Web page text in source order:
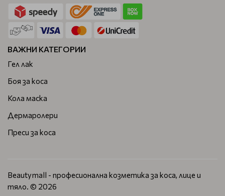
ВАЖНИ КАТЕГОРИИ
Гел лак
Боя за коса
Кола маска
Дермаролери
Преси за коса
Beautymall - професионална козметика за коса, лице и
тяло. © 2026